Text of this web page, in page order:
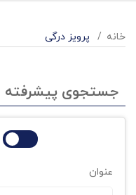
خانه پرویز درگی
جستجوی پیشرفته
عنوان